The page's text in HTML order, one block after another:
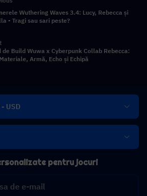
Wuthering Waves 3.4: Lucy, Rebecca și
- Tragi sau sari peste?
de Build Wuwa x Cyberpunk Collab Rebecca:
Armă, Echo și Echipă
- USD
pentru jocuri